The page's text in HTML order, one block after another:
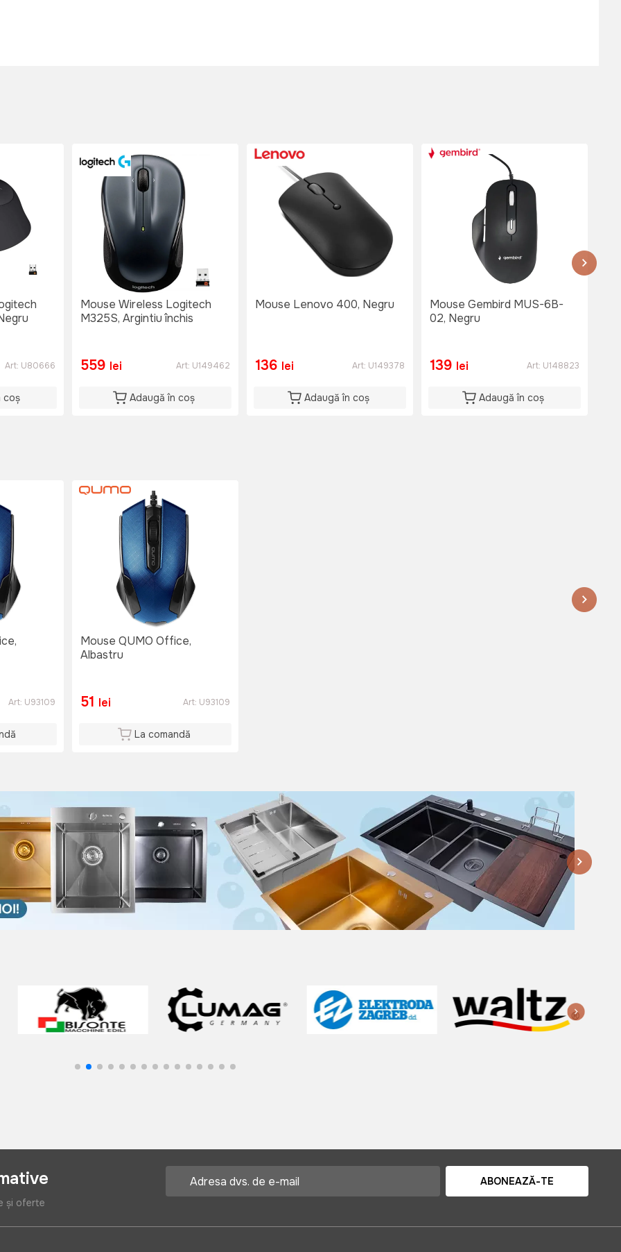
Art: U80666
coș
Mouse Wireless Logitech
M325S, Argintiu închis
559 lei Art: U149462
Adaugă în coș
Mouse Lenovo 400, Negru
136 lei Art: U149378
Adaugă în coș
Mouse Gembird MUS-6B-
02, Negru
139 lei Art: U148823
Adaugă în coș
Art: U93109
Mouse QUMO Office,
Albastru
51 lei Art: U93109
La comandă
și oferte
ABONEAZĂ-TE